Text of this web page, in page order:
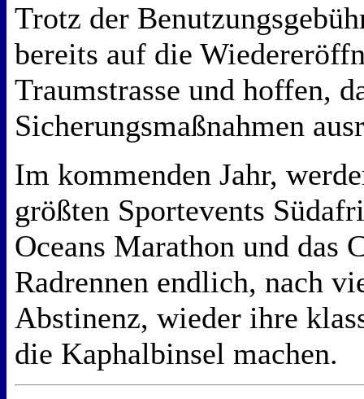
Trotz der
bereits auf die
Traumstrasse und hoffen,
Sicherungsmaßnahmen
Im kommenden Jahr,
größten Sportevents
Oceans Marathon und das
Radrennen endlich, nach
Abstinenz, wieder ihre
die Kaphalbinsel machen.